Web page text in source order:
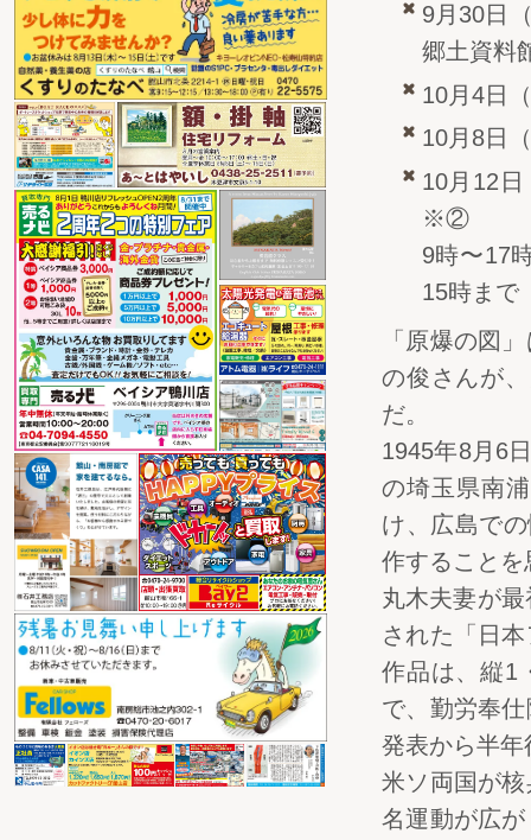
9月30日
郷土資
10月4日
10月8日
10月12
※②
9時〜17
15時まで
「原爆の図
の俊さんが
だ。
1945年8月6
の埼玉県南
け、広島で
作すること
丸木夫妻が
された「日
作品は、縦1
で、勤労奉
発表から半
米ソ両国が
名運動が広